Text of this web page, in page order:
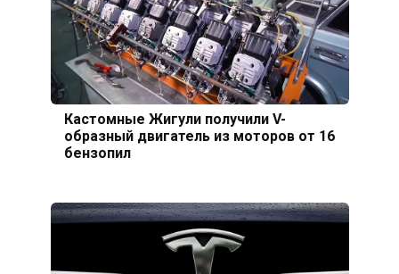
Кастомные Жигули получили V-
образный двигатель из моторов от 16
бензопил